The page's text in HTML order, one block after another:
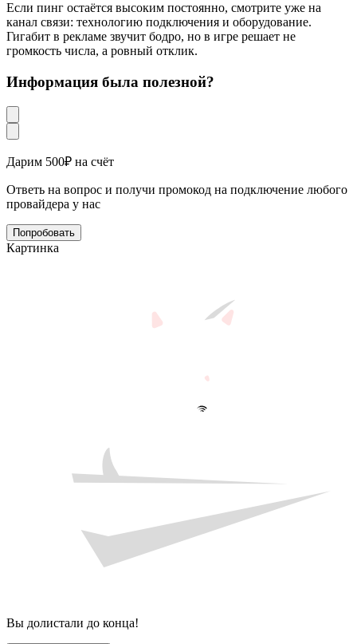
Если пинг остаётся высоким постоянно, смотрите уже на
канал связи: технологию подключения и оборудование.
Гигабит в рекламе звучит бодро, но в игре решает не
громкость числа, а ровный отклик.
Информация была полезной?
Дарим 500₽ на счёт
Ответь на вопрос и получи промокод на подключение любого
провайдера у нас
Попробовать
Картинка
Вы долистали до конца!